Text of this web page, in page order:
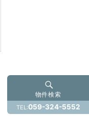
物件検索
TEL:059-324-5552